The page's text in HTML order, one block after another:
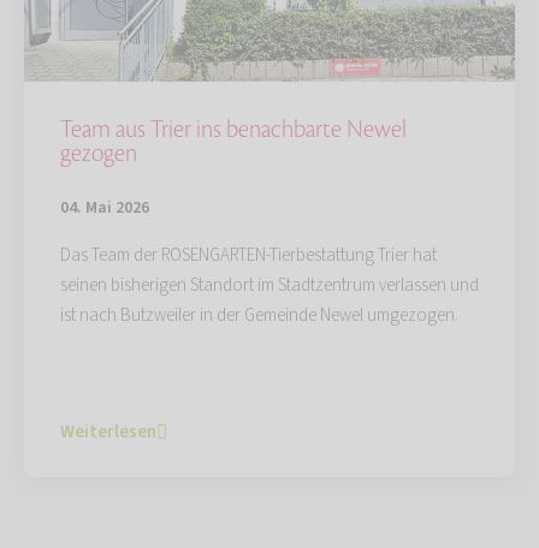
Team aus Trier ins benachbarte Newel
gezogen
04. Mai 2026
Das Team der ROSENGARTEN-Tierbestattung Trier hat
seinen bisherigen Standort im Stadtzentrum verlassen und
ist nach Butzweiler in der Gemeinde Newel umgezogen.
Weiterlesen